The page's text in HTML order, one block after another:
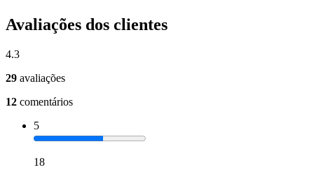
Avaliações dos clientes
4.3
29 avaliações
12 comentários
5
18